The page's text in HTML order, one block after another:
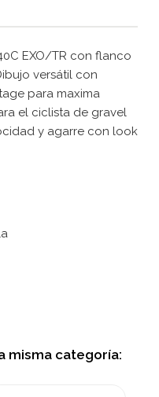
EXO/TR con flanco
versátil con
para maxima
el ciclista de gravel
y agarre con look
misma categoría: